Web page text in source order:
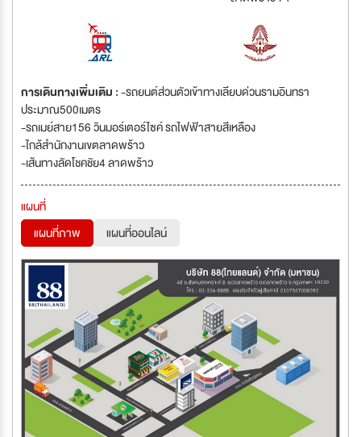
การเดินทางเพิ่มเติม :-รถยนต์ส่วนตัวเข้าทางเลียบด่วนรามอินทรา
ประมาณ500เมตร
-รถเมย์สาย156 วินมอร์เตอร์ไซค์ รถไฟฟ้าสายสีเหลือง
-ใกล้สำนักงานเขตลาดพร้าว
-เส้นทางลัดโชคชัย4 ลาดพร้าว
แผนที่
แผนที่ภาพ
แผนที่ออนไลน์